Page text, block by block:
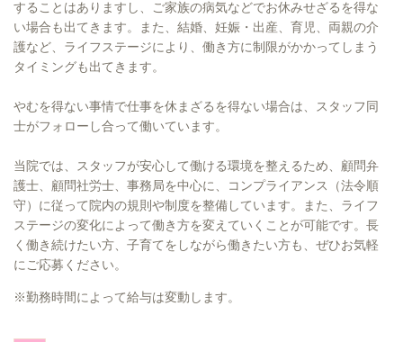
することはありますし、ご家族の病気などでお休みせざるを得な
い場合も出てきます。また、結婚、妊娠・出産、育児、両親の介
護など、ライフステージにより、働き方に制限がかかってしまう
タイミングも出てきます。
やむを得ない事情で仕事を休まざるを得ない場合は、スタッフ同
士がフォローし合って働いています。
当院では、スタッフが安心して働ける環境を整えるため、顧問弁
護士、顧問社労士、事務局を中心に、コンプライアンス（法令順
守）に従って院内の規則や制度を整備しています。また、ライフ
ステージの変化によって働き方を変えていくことが可能です。長
く働き続けたい方、子育てをしながら働きたい方も、ぜひお気軽
にご応募ください。
※勤務時間によって給与は変動します。